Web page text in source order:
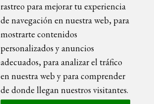
rastreo para mejorar tu experiencia
de navegación en nuestra web, para
mostrarte contenidos
personalizados y anuncios
adecuados, para analizar el tráfico
en nuestra web y para comprender
de donde llegan nuestros visitantes.
La belleza